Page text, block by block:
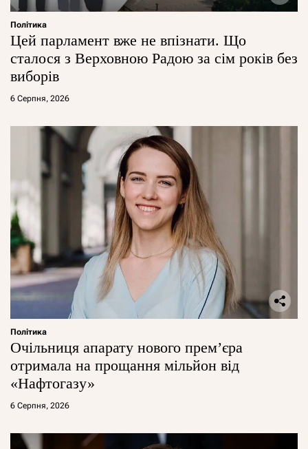
Політика
Цей парламент вже не впізнати. Що
сталося з Верховною Радою за сім років без
виборів
6 Серпня, 2026
Політика
Очільниця апарату нового прем’єра
отримала на прощання мільйон від
«Нафтогазу»
6 Серпня, 2026